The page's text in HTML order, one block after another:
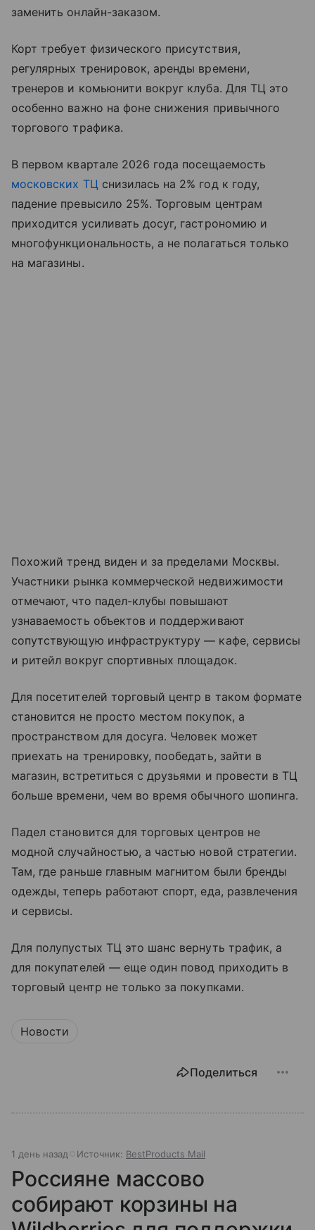
заменить онлайн-заказом.
Корт требует физического присутствия,
регулярных тренировок, аренды времени,
тренеров и комьюнити вокруг клуба. Для ТЦ это
особенно важно на фоне снижения привычного
торгового трафика.
В первом квартале 2026 года посещаемость
московских ТЦ снизилась на 2% год к году,
падение превысило 25%. Торговым центрам
приходится усиливать досуг, гастрономию и
многофункциональность, а не полагаться только
на магазины.
Похожий тренд виден и за пределами Москвы.
Участники рынка коммерческой недвижимости
отмечают, что падел-клубы повышают
узнаваемость объектов и поддерживают
сопутствующую инфраструктуру — кафе, сервисы
и ритейл вокруг спортивных площадок.
Для посетителей торговый центр в таком формате
становится не просто местом покупок, а
пространством для досуга. Человек может
приехать на тренировку, пообедать, зайти в
магазин, встретиться с друзьями и провести в ТЦ
больше времени, чем во время обычного шопинга.
Падел становится для торговых центров не
модной случайностью, а частью новой стратегии.
Там, где раньше главным магнитом были бренды
одежды, теперь работают спорт, еда, развлечения
и сервисы.
Для полупустых ТЦ это шанс вернуть трафик, а
для покупателей — еще один повод приходить в
торговый центр не только за покупками.
Новости
Поделиться
1 день назад Источник: BestProducts Mail
Россияне массово
собирают корзины на